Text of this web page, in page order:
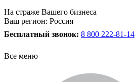
На страже Вашего бизнеса
Ваш регион: Россия
Бесплатный звонок: 8 800 222-81-14
Все меню